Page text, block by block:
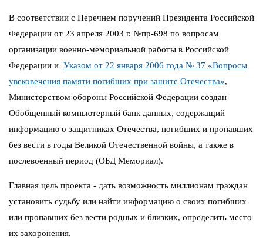
В соответствии с Перечнем поручений Президента Российской
Федерации от 23 апреля 2003 г. №пр-698 по вопросам
организации военно-мемориальной работы в Российской
Федерации и Указом от 22 января 2006 года № 37 «Вопросы
увековечения памяти погибших при защите Отечества»,
Министерством обороны Российской Федерации создан
Обобщенный компьютерный банк данных, содержащий
информацию о защитниках Отечества, погибших и пропавших
без вести в годы Великой Отечественной войны, а также в
послевоенный период (ОБД Мемориал).
Главная цель проекта - дать возможность миллионам граждан
установить судьбу или найти информацию о своих погибших
или пропавших без вести родных и близких, определить место
их захоронения.